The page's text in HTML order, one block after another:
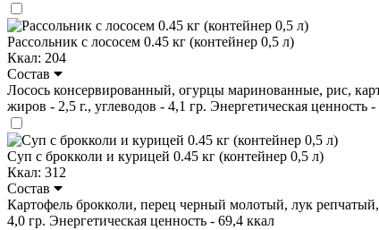
Рассольник с лососем 0.45 кг (контейнер 0,5 л)
Ккал: 204
Состав
Лосось консервированный, огурцы маринованные, рис,
жиров - 2,5 г., углеводов - 4,1 гр. Энергетическая ценность
Суп с брокколи и курицей 0.45 кг (контейнер 0,5 л)
Ккал: 312
Состав
Картофель брокколи, перец черный молотый, лук
4,0 гр. Энергетическая ценность - 69,4 ккал